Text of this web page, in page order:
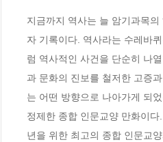
지금까지 역사는 늘 암기과목
자 기록이다. 역사라는 수레바
럼 역사적인 사건을 단순히 나
과 문화의 진보를 철저한 고증
는 어떤 방향으로 나아가게 되
정제한 종합 인문교양 만화이
년을 위한 최고의 종합 인문교